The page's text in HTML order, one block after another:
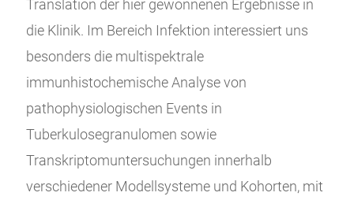
Translation der hier gewonnenen Ergebnisse in
die Klinik. Im Bereich Infektion interessiert uns
besonders die multispektrale
immunhistochemische Analyse von
pathophysiologischen Events in
Tuberkulosegranulomen sowie
Transkriptomuntersuchungen innerhalb
verschiedener Modellsysteme und Kohorten, mit